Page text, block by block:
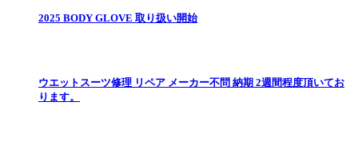
2025 BODY GLOVE 取り扱い開始
ウエットスーツ修理 リペア メーカー不問 納期 2週間程度頂いてお
ります。